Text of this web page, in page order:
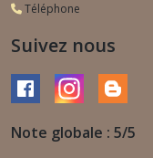
Téléphone
Suivez nous
Note globale : 5/5